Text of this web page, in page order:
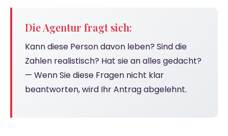
Die Agentur fragt sich:
Kann diese Person davon leben? Sind die
Zahlen realistisch? Hat sie an alles gedacht?
— Wenn Sie diese Fragen nicht klar
beantworten, wird Ihr Antrag abgelehnt.